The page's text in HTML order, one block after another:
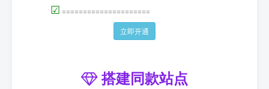
☑ =====================
立即开通
搭建同款站点